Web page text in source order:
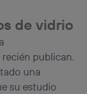
de vidrio
publican.
una
su estudio